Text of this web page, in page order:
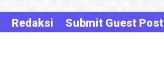
Redaksi Submit Guest Post